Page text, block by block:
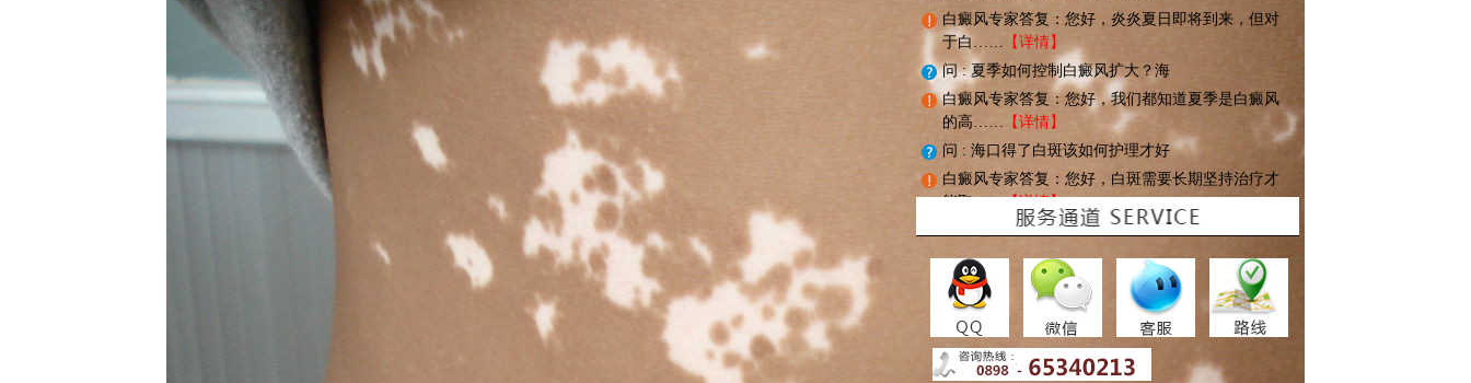
白癜风专家答复：您好，炎炎夏日即将到来，但对
于白…… 【详情】
问 : 夏季如何控制白癜风扩大？海
白癜风专家答复：您好，我们都知道夏季是白癜风
的高…… 【详情】
问 : 海口得了白斑该如何护理才好
白癜风专家答复：您好，白斑需要长期坚持治疗才
能取……【详情】